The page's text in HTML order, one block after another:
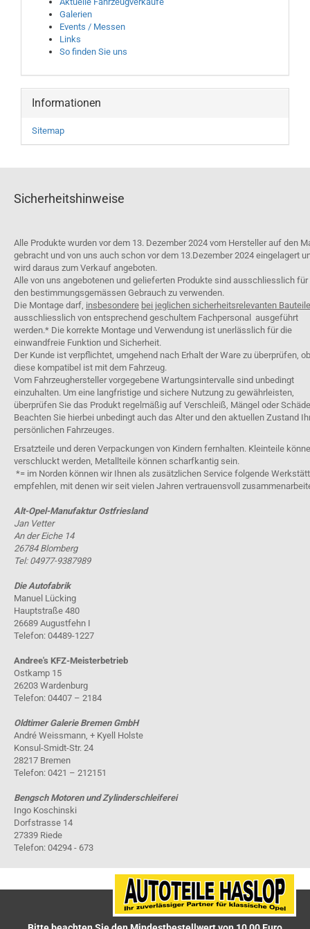
Galerien
Events / Messen
Links
So finden Sie uns
Informationen
Sitemap
Sicherheitshinweise
Alle Produkte wurden vor dem 13. Dezember 2024 vom Hersteller auf den
gebracht und von uns auch schon vor dem 13.Dezember 2024 eingelagert
wird daraus zum Verkauf angeboten.
Alle von uns angebotenen und gelieferten Produkte sind ausschliesslich für
den bestimmungsgemässen Gebrauch zu verwenden.
Die Montage darf, insbesondere bei jeglichen sicherheitsrelevanten
ausschliesslich von entsprechend geschultem Fachpersonal ausgeführt
werden.* Die korrekte Montage und Verwendung ist unerlässlich für die
einwandfreie Funktion und Sicherheit.
Der Kunde ist verpflichtet, umgehend nach Erhalt der Ware zu überprüfen, ob
diese kompatibel ist mit dem Fahrzeug.
Vom Fahrzeughersteller vorgegebene Wartungsintervalle sind unbedingt
einzuhalten. Um eine langfristige und sichere Nutzung zu gewährleisten,
überprüfen Sie das Produkt regelmäßig auf Verschleiß, Mängel oder
Beachten Sie hierbei unbedingt auch das Alter und den aktuellen Zustand
persönlichen Fahrzeuges.
Ersatzteile und deren Verpackungen von Kindern fernhalten. Kleinteile
verschluckt werden, Metallteile können scharfkantig sein.
*= im Norden können wir Ihnen als zusätzlichen Service folgende
empfehlen, mit denen wir seit vielen Jahren vertrauensvoll
Alt-Opel-Manufaktur Ostfriesland
Jan Vetter
An der Eiche 14
26784 Blomberg
Tel: 04977-9387989
Die Autofabrik
Manuel Lücking
Hauptstraße 480
26689 Augustfehn I
Telefon: 04489-1227
Andree's KFZ-Meisterbetrieb
Ostkamp 15
26203 Wardenburg
Telefon: 04407 – 2184
Oldtimer Galerie Bremen GmbH
André Weissmann, + Kyell Holste
Konsul-Smidt-Str. 24
28217 Bremen
Telefon: 0421 – 212151
Bengsch Motoren und Zylinderschleiferei
Ingo Koschinski
Dorfstrasse 14
27339 Riede
Telefon: 04294 - 673